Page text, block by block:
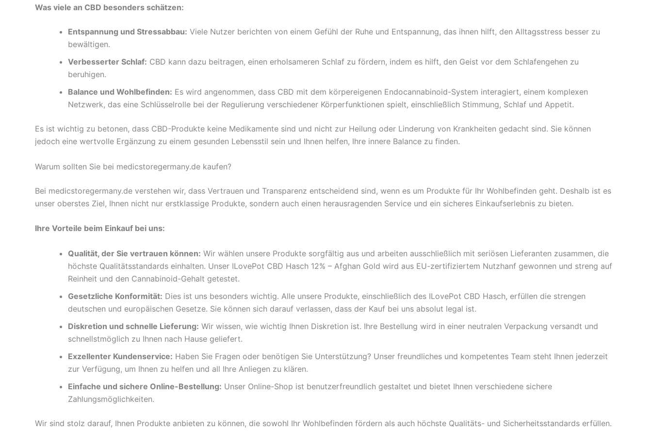
Was viele an CBD besonders schätzen:
Entspannung und Stressabbau: Viele Nutzer berichten von einem Gefühl der Ruhe und Entspannung, das ihnen hilft, den Alltagsstress besser zu
bewältigen.
Verbesserter Schlaf: CBD kann dazu beitragen, einen erholsameren Schlaf zu fördern, indem es hilft, den Geist vor dem Schlafengehen zu
beruhigen.
Balance und Wohlbefinden: Es wird angenommen, dass CBD mit dem körpereigenen Endocannabinoid-System interagiert, einem komplexen
Netzwerk, das eine Schlüsselrolle bei der Regulierung verschiedener Körperfunktionen spielt, einschließlich Stimmung, Schlaf und Appetit.
Es ist wichtig zu betonen, dass CBD-Produkte keine Medikamente sind und nicht zur Heilung oder Linderung von Krankheiten gedacht sind. Sie können
jedoch eine wertvolle Ergänzung zu einem gesunden Lebensstil sein und Ihnen helfen, Ihre innere Balance zu finden.
Warum sollten Sie bei medicstoregermany.de kaufen?
Bei medicstoregermany.de verstehen wir, dass Vertrauen und Transparenz entscheidend sind, wenn es um Produkte für Ihr Wohlbefinden geht. Deshalb ist es
unser oberstes Ziel, Ihnen nicht nur erstklassige Produkte, sondern auch einen herausragenden Service und ein sicheres Einkaufserlebnis zu bieten.
Ihre Vorteile beim Einkauf bei uns:
Qualität, der Sie vertrauen können: Wir wählen unsere Produkte sorgfältig aus und arbeiten ausschließlich mit seriösen Lieferanten zusammen, die
höchste Qualitätsstandards einhalten. Unser ILovePot CBD Hasch 12% – Afghan Gold wird aus EU-zertifiziertem Nutzhanf gewonnen und streng auf
Reinheit und den Cannabinoid-Gehalt getestet.
Gesetzliche Konformität: Dies ist uns besonders wichtig. Alle unsere Produkte, einschließlich des ILovePot CBD Hasch, erfüllen die strengen
deutschen und europäischen Gesetze. Sie können sich darauf verlassen, dass der Kauf bei uns absolut legal ist.
Diskretion und schnelle Lieferung: Wir wissen, wie wichtig Ihnen Diskretion ist. Ihre Bestellung wird in einer neutralen Verpackung versandt und
schnellstmöglich zu Ihnen nach Hause geliefert.
Exzellenter Kundenservice: Haben Sie Fragen oder benötigen Sie Unterstützung? Unser freundliches und kompetentes Team steht Ihnen jederzeit
zur Verfügung, um Ihnen zu helfen und all Ihre Anliegen zu klären.
Einfache und sichere Online-Bestellung: Unser Online-Shop ist benutzerfreundlich gestaltet und bietet Ihnen verschiedene sichere
Zahlungsmöglichkeiten.
Wir sind stolz darauf, Ihnen Produkte anbieten zu können, die sowohl Ihr Wohlbefinden fördern als auch höchste Qualitäts- und Sicherheitsstandards erfüllen.